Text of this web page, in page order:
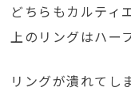
どちらもカルティ
上のリングはハー
リングが潰れてし